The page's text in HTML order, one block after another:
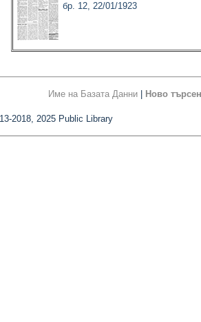
бр. 12, 22/01/1923
Име на Базата Данни Ново
2018, 2025 Public Library